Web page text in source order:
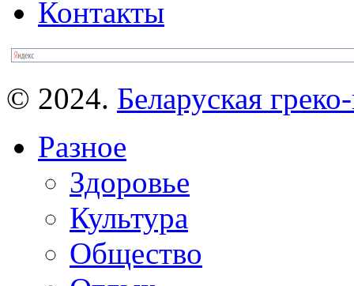
Контакты
© 2024. Беларуская
Разное
Здоровье
Культура
Общество